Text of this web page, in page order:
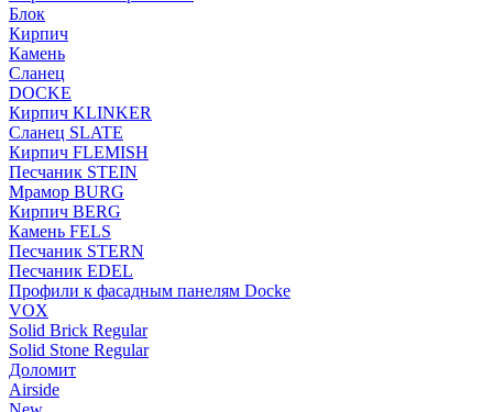
Блок
Кирпич
Камень
Сланец
DOCKE
Кирпич KLINKER
Сланец SLATE
Кирпич FLEMISH
Пес­ча­ник STEIN
Мрамор BURG
Кирпич BERG
Камень FELS
Пес­ча­ник STERN
Пес­ча­ник EDEL
Профили к фасадным панелям Docke
VOX
Solid Brick Regular
Solid Stone Regular
Доломит
Airside